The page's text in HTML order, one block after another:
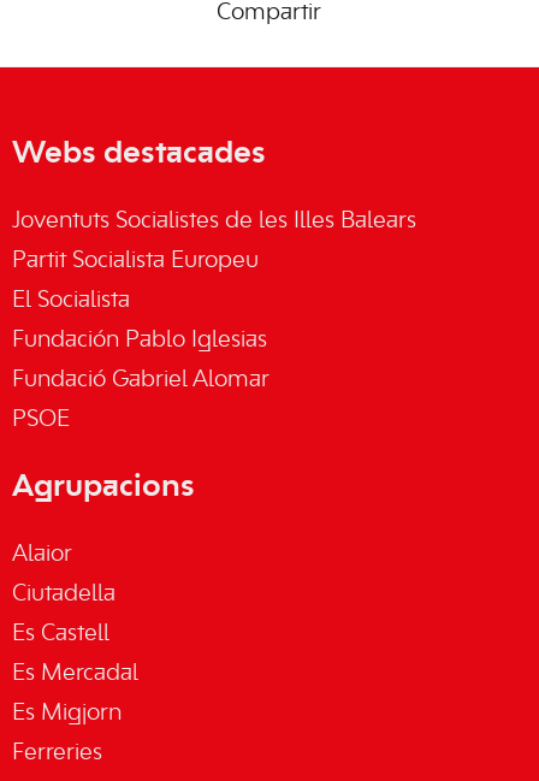
Compartir
Webs destacades
Joventuts Socialistes de les Illes Balears
Partit Socialista Europeu
El Socialista
Fundación Pablo Iglesias
Fundació Gabriel Alomar
PSOE
Agrupacions
Alaior
Ciutadella
Es Castell
Es Mercadal
Es Migjorn
Ferreries